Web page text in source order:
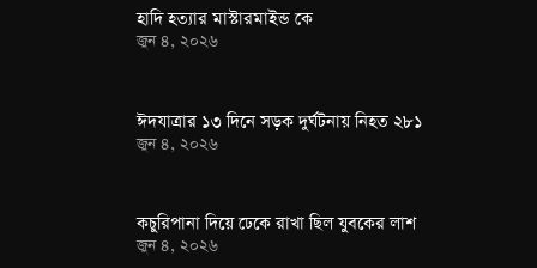
হাদি হত্যার মাস্টারমাইন্ড কে
জুন ৪, ২০২৬
ঈদযাত্রার ১৩ দিনে সড়ক দুর্ঘটনায় নিহত ২৮১
জুন ৪, ২০২৬
কচুরিপানা দিয়ে ঢেকে রাখা ছিল যুবকের লাশ
জুন ৪, ২০২৬